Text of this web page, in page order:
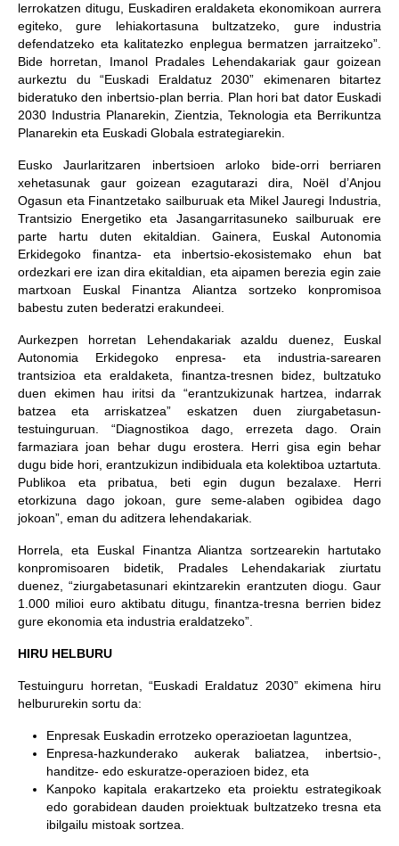
lerrokatzen ditugu, Euskadiren eraldaketa ekonomikoan aurrera
egiteko, gure lehiakortasuna bultzatzeko, gure industria
defendatzeko eta kalitatezko enplegua bermatzen jarraitzeko”.
Bide horretan, Imanol Pradales Lehendakariak gaur goizean
aurkeztu du “Euskadi Eraldatuz 2030” ekimenaren bitartez
bideratuko den inbertsio-plan berria. Plan hori bat dator Euskadi
2030 Industria Planarekin, Zientzia, Teknologia eta Berrikuntza
Planarekin eta Euskadi Globala estrategiarekin.
Eusko Jaurlaritzaren inbertsioen arloko bide-orri berriaren
xehetasunak gaur goizean ezagutarazi dira, Noël d’Anjou
Ogasun eta Finantzetako sailburuak eta Mikel Jauregi Industria,
Trantsizio Energetiko eta Jasangarritasuneko sailburuak ere
parte hartu duten ekitaldian. Gainera, Euskal Autonomia
Erkidegoko finantza- eta inbertsio-ekosistemako ehun bat
ordezkari ere izan dira ekitaldian, eta aipamen berezia egin zaie
martxoan Euskal Finantza Aliantza sortzeko konpromisoa
babestu zuten bederatzi erakundeei.
Aurkezpen horretan Lehendakariak azaldu duenez, Euskal
Autonomia Erkidegoko enpresa- eta industria-sarearen
trantsizioa eta eraldaketa, finantza-tresnen bidez, bultzatuko
duen ekimen hau iritsi da “erantzukizunak hartzea, indarrak
batzea eta arriskatzea” eskatzen duen ziurgabetasun-
testuinguruan. “Diagnostikoa dago, errezeta dago. Orain
farmaziara joan behar dugu erostera. Herri gisa egin behar
dugu bide hori, erantzukizun indibiduala eta kolektiboa uztartuta.
Publikoa eta pribatua, beti egin dugun bezalaxe. Herri
etorkizuna dago jokoan, gure seme-alaben ogibidea dago
jokoan”, eman du aditzera lehendakariak.
Horrela, eta Euskal Finantza Aliantza sortzearekin hartutako
konpromisoaren bidetik, Pradales Lehendakariak ziurtatu
duenez, “ziurgabetasunari ekintzarekin erantzuten diogu. Gaur
1.000 milioi euro aktibatu ditugu, finantza-tresna berrien bidez
gure ekonomia eta industria eraldatzeko”.
HIRU HELBURU
Testuinguru horretan, “Euskadi Eraldatuz 2030” ekimena hiru
helbururekin sortu da:
Enpresak Euskadin errotzeko operazioetan laguntzea,
Enpresa-hazkunderako aukerak baliatzea, inbertsio-,
handitze- edo eskuratze-operazioen bidez, eta
Kanpoko kapitala erakartzeko eta proiektu estrategikoak
edo gorabidean dauden proiektuak bultzatzeko tresna eta
ibilgailu mistoak sortzea.